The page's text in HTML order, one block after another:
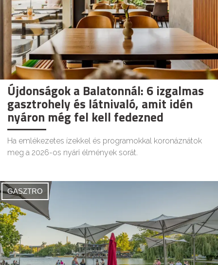
Újdonságok a Balatonnál: 6 izgalmas
gasztrohely és látnivaló, amit idén
nyáron még fel kell fedezned
Ha emlékezetes ízekkel és programokkal koronáznátok
meg a 2026-os nyári élmények sorát.
GASZTRO